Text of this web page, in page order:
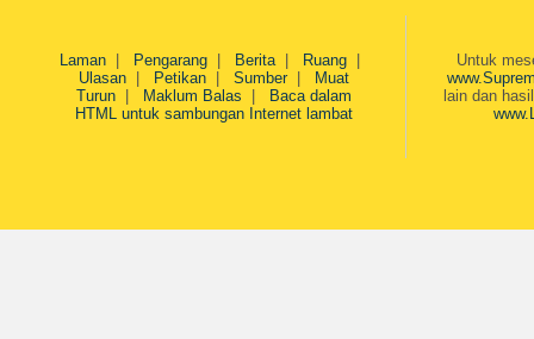
Laman| Pengarang| Berita| Ruang|
Ulasan
Petikan Sumber|
Muat
Turun
Maklum Balas
Baca dalam
HTML untuk sambungan Internet lambat
Untuk
lain dan